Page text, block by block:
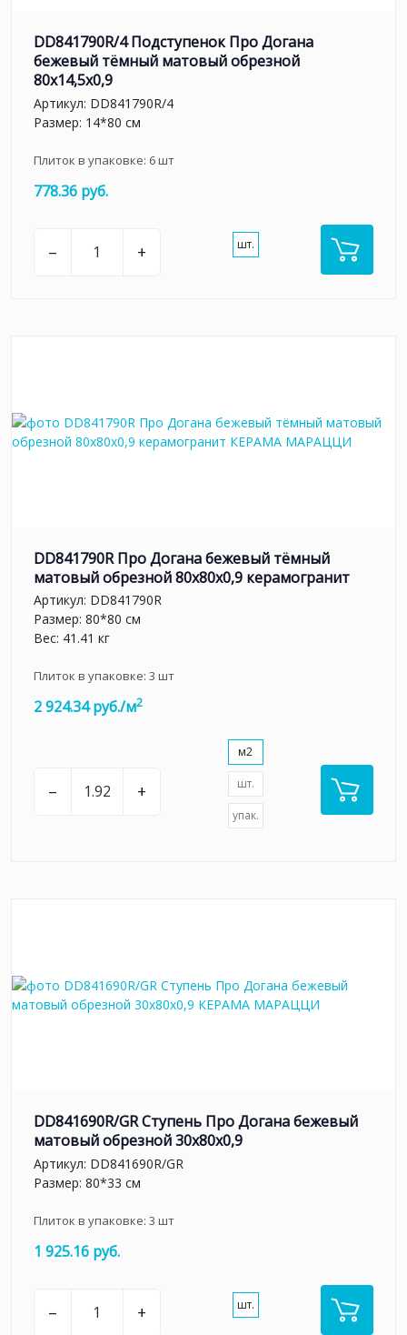
DD841790R/4 Подступенок Про Догана
бежевый тёмный матовый обрезной
80x14,5x0,9
Артикул: DD841790R/4
Размер: 14*80 см
Плиток в упаковке: 6шт
778.36 руб.
– + шт.
DD841790R Про Догана бежевый тёмный
матовый обрезной 80x80x0,9 керамогранит
Артикул: DD841790R
Размер: 80*80 см
Вес: 41.41 кг
Плиток в упаковке: 3 шт
2 924.34 руб./м2
– +
м2
шт.
упак.
DD841690R/GR Ступень Про Догана бежевый
матовый обрезной 30x80x0,9
Артикул: DD841690R/GR
Размер: 80*33 см
Плиток в упаковке: 3 шт
1 925.16 руб.
– + шт.